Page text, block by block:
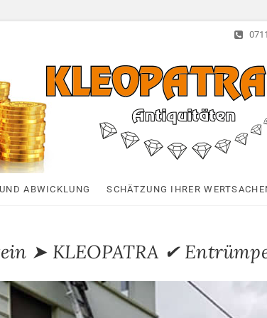
Kleopatra-
HAUSHALTSAUFLÖSUNGEN, ANTIQUITÄTEN AN- UND
ABWICKLUNG SCHÄTZUNG IHRER
➤ KLEOPATRA ✔